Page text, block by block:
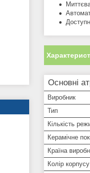
Основні
Виробник
Тип
Кількість
Керамічне
Країна
Колір корпусу